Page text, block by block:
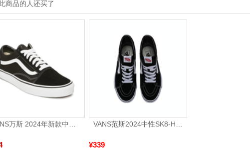
商品的人还买了
VANS万斯 2024年新款中性OldSkool帆布鞋/硫化鞋VN000D3HY28（延续款） VANS范斯2024中性SK8-HiCL帆布鞋/硫化鞋VN000D5IB8C
¥339